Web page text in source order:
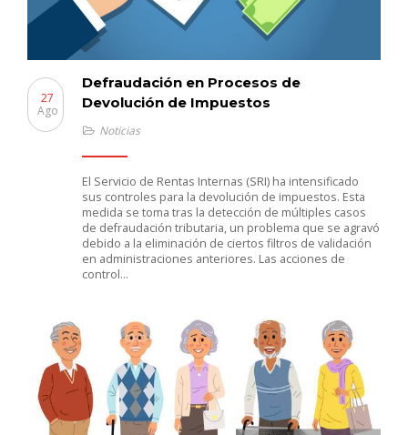
Defraudación en Procesos de
Devolución de Impuestos
27
Ago
Noticias
El Servicio de Rentas Internas (SRI) ha intensificado
sus controles para la devolución de impuestos. Esta
medida se toma tras la detección de múltiples casos
de defraudación tributaria, un problema que se agravó
debido a la eliminación de ciertos filtros de validación
en administraciones anteriores. Las acciones de
control…